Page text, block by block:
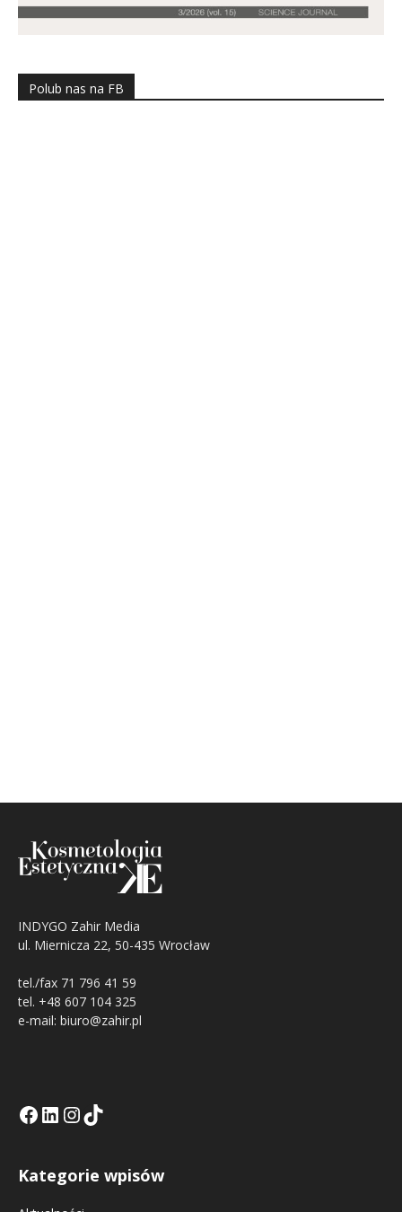
Polub nas na FB
INDYGO Zahir Media
ul. Miernicza 22, 50-435 Wrocław
tel./fax 71 796 41 59
tel. +48 607 104 325
e-mail: biuro@zahir.pl
Facebook
LinkedIn
Tik Tok KEInstagramm KE
Kategorie wpisów